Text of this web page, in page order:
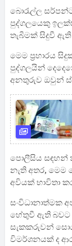
බොරැල්ල
පුද්ගලයෙකු
තැබීමක් සිදුවී
මෙම ප්‍රහාරය
පුද්ගලයින්
අනතුරුව ඔවුන්
පොලීසිය සඳහන්
නැති අතර, මෙම
අවියක් භාවිතා
සංවිධානාත්මක
හේතුවී ඇති බවට
සැකකරුවන්
විමර්ශනයක් ද